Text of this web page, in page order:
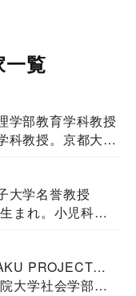
一覧
学部教育学科教授
科教授。京都大学
大学名誉教授
まれ。小児科
PROJECT
・社会福祉士
大学社会学部福